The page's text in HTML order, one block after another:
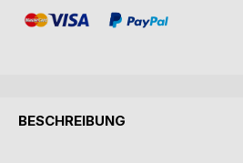
BESCHREIBUNG